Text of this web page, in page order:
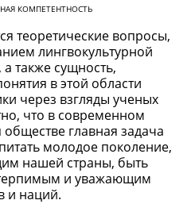
КОМПЕТЕНТНОСТЬ
теоретические вопросы,
лингвокультурной
также сущность,
в этой области
через взгляды ученых
что в современном
главная задача
молодое поколение,
нашей страны, быть
и уважающим
и наций.